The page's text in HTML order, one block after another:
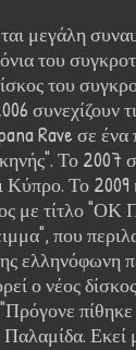
μεγάλη
του
του
συνεχίζουν
Rave σε
Το 2007
Κύπρο. Το
με τίτλο "ΟΚ
που
ελληνόφωνη
ο νέος
πίθηκε
Εκεί